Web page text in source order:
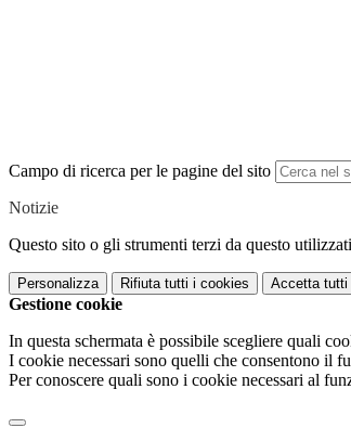
Campo di ricerca per le pagine del sito
Notizie
Questo sito o gli strumenti terzi da questo
Personalizza Rifiuta tutti i cookies Accetta tutti
Gestione cookie
In questa schermata è possibile scegliere quali
I cookie necessari sono quelli che consentono il
Per conoscere quali sono i cookie necessari al